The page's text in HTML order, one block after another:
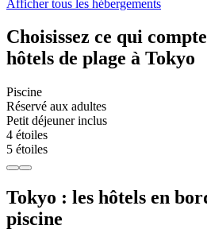
Afficher tous les hébergements
Choisissez ce qui
hôtels de plage à Tokyo
Piscine
Réservé aux adultes
Petit déjeuner inclus
4 étoiles
5 étoiles
Tokyo : les hôtels en
piscine